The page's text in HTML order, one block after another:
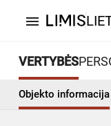
menu
VERTYBĖS
Objekto informacija